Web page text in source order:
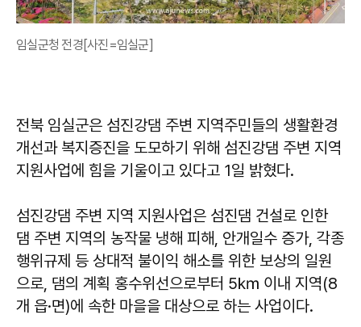
임실군청 전경[사진=임실군]
전북 임실군은 섬진강댐 주변 지역주민들의 생활환경
개선과 복지증진을 도모하기 위해 섬진강댐 주변 지역
지원사업에 힘을 기울이고 있다고 1일 밝혔다.
섬진강댐 주변 지역 지원사업은 섬진댐 건설로 인한
댐 주변 지역의 농작물 냉해 피해, 안개일수 증가, 각종
행위규제 등 상대적 불이익 해소를 위한 보상의 일원
으로, 댐의 계획 홍수위선으로부터 5㎞ 이내 지역(8
개 읍·면)에 속한 마을을 대상으로 하는 사업이다.